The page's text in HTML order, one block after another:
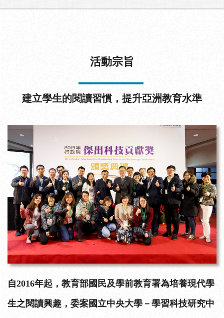
活動宗旨
建立學生的閱讀習慣，提升亞洲教育水準
自2016年起，教育部國民及學前教育署為培養現代學
生之閱讀興趣，委案國立中央大學－學習科技研究中